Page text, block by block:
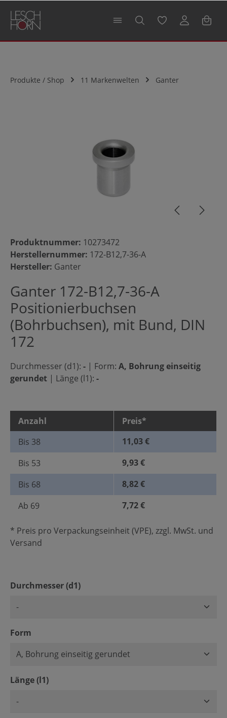
springen
Produkte / Shop 11 Markenwelten Ganter
Produktnummer: 10273472
Herstellernummer: 172-B12,7-36-A
Hersteller: Ganter
Ganter 172-B12,7-36-A
Positionierbuchsen
(Bohrbuchsen), mit Bund, DIN
172
Durchmesser (d1): - | Form: A, Bohrung einseitig
gerundet | Länge (l1): -
Anzahl
Preis*
Bis 38
11,03 €
Bis 53
9,93 €
Bis 68
8,82 €
Ab 69 7,72 €
* Preis pro Verpackungseinheit (VPE), zzgl. MwSt. und
Versand
Durchmesser (d1)auswählen
Form
Länge (l1)auswählen